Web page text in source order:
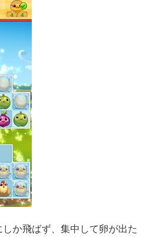
か飛ばず、集中して卵が出た